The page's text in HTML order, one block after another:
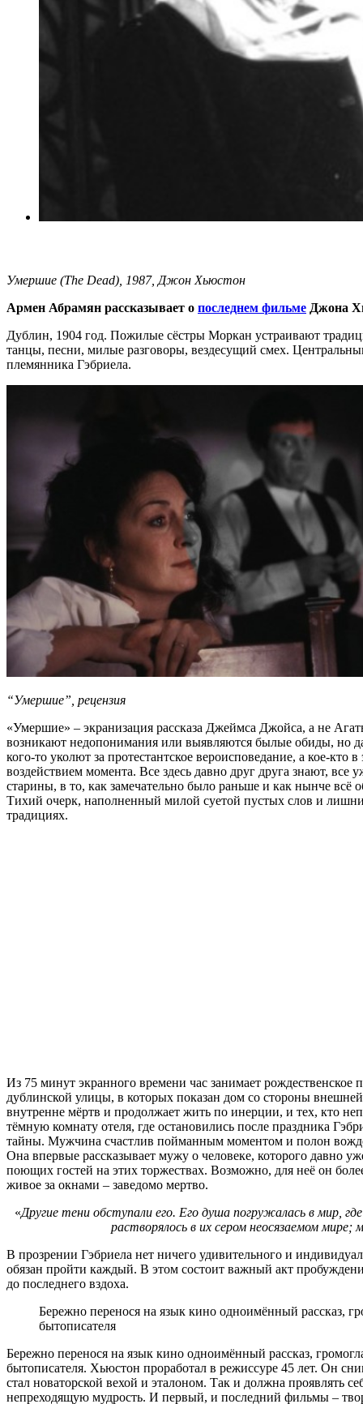
Умершие (The Dead), 1987, Джон Хьюстон
Армен Абрамян рассказывает о последнем фильме Джона
Дублин, 1904 год. Пожилые сёстры Моркан устраивают
танцы, песни, милые разговоры, вездесущий смех.
племянника Гэбриела.
“Умершие”, рецензия
«Умершие» – экранизация рассказа Джеймса Джойса, а не
возникают недопонимания или выявляются былые обиды, но
кого-то уколют за протестантское вероисповедание, а кое-
воздействием момента. Все здесь давно друг друга знают,
старины, в то, как замечательно было раньше и как нынче всё
Тихий очерк, наполненный милой суетой пустых слов и
традициях.
Из 75 минут экранного времени час занимает
дублинской улицы, в которых показан дом со стороны
внутренне мёртв и продолжает жить по инерции, и тех, кто
тёмную комнату отеля, где остановились после праздника
тайны. Мужчина счастлив пойманным моментом и полон
Она впервые рассказывает мужу о человеке, которого давно
поющих гостей на этих торжествах. Возможно, для неё он
живое за окнами – заведомо мертво.
«Другие тени обступали его. Его душа погружалась в мир,
растворялось в их сером неосязаемом
В прозрении Гэбриела нет ничего удивительного и
обязан пройти каждый. В этом состоит важный акт
до последнего вздоха.
Бережно перенося на язык кино одноимённый рассказ,
бытописателя
Бережно перенося на язык кино одноимённый рассказ,
бытописателя. Хьюстон проработал в режиссуре 45 лет. Он
стал новаторской вехой и эталоном. Так и должна проявлять
непреходящую мудрость. И первый, и последний фильмы –